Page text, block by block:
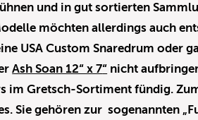
und in gut sortierten
möchten allerdings auch
USA Custom Snaredrum oder
Ash Soan 12“ x 7“ nicht
im Gretsch-Sortiment fündig.
Sie gehören zur sogenannten